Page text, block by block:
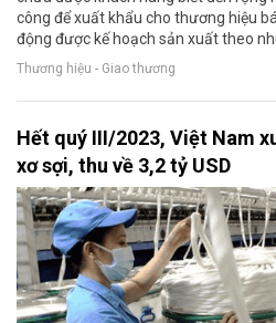
công để xuất khẩu cho thương hiệu
động được kế hoạch sản xuất theo
Thương hiệu - Giao thương
Hết quý III/2023, Việt Nam
xơ sợi, thu về 3,2 tỷ USD